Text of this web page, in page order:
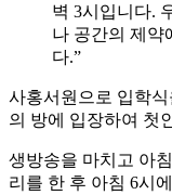
벽 3시입니다.
나 공간의 제약
다.”
사홍서원으로 입학
의 방에 입장하여 첫
생방송을 마치고 아
리를 한 후 아침 6시